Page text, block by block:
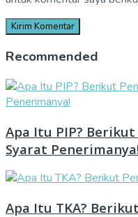
Recommended
Apa Itu PIP?
Syarat
Apa Itu TKA?